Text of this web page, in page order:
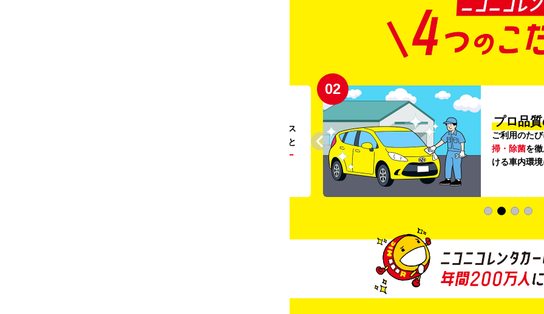
。ガソリンス
タンドや整備工場の既存インフラを活用すること
リー
02
プロ品
ご利用のた
掃・除菌を
ける車内環